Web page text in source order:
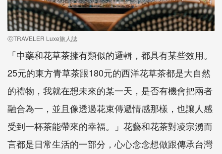
ⓒTRAVELER Luxe旅人誌
「中藥和花草茶擁有類似的邏輯，都具有某些效用。
25元的東方青草茶跟180元的西洋花草茶都是大自然
的禮物，我就在想未來的某一天，是否有機會把兩者
融合為一，並且像透過花束傳遞情感那樣，也讓人感
受到一杯茶能帶來的幸福。」花藝和花茶對凌宗湧而
言都是日常生活的一部分，心心念念想做跟傳承台灣